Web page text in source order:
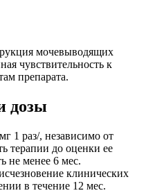
мочевыводящих
чувствительность к
препарата.
дозы
1 раз/, независимо от
терапии до оценки ее
не менее 6 мес.
клинических
в течение 12 мес.